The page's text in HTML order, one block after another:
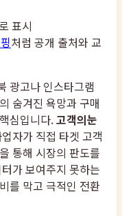
표시
처럼 공개 출처와 교
광고나 인스타그램
숨겨진 욕망과 구매
심입니다.고객의눈
자가 직접 타겟 고객
을 통해 시장의 판도를
가 보여주지 못하는
를 막고 극적인 전환